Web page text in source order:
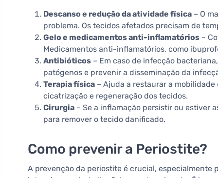
Descanso e redução da atividade física – O
problema. Os tecidos afetados precisam de
Gelo e medicamentos anti-inflamatórios –
Medicamentos anti-inflamatórios, como
Antibióticos – Em caso de infecção
patógenos e prevenir a disseminação da
Terapia física – Ajuda a restaurar a mobilidade
cicatrização e regeneração dos tecidos.
Cirurgia – Se a inflamação persistir ou estiver
para remover o tecido danificado.
Como prevenir a Periostite?
A prevenção da periostite é crucial, especialmente